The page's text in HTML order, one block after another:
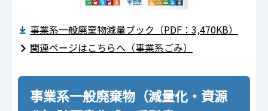
事業系一般廃棄物減量ブック（PDF：3,470KB）
関連ページはこちらへ（事業系ごみ）
事業系一般廃棄物（減量化・資源